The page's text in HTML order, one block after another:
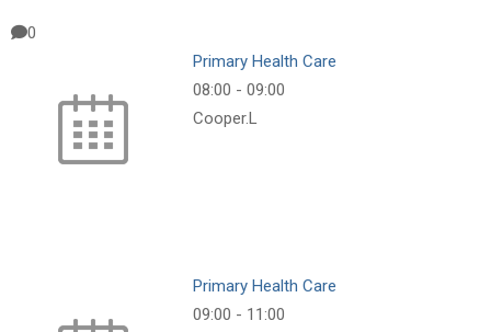
0
Primary Health Care
08:00 - 09:00
Cooper.L
Primary Health Care
09:00 - 11:00